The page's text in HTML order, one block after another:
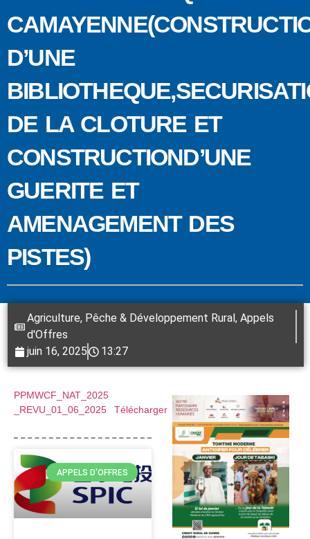
D’UNE
DE LA CLOTURE ET
CONSTRUCTIOND’UNE
GUERITE ET
AMENAGEMENT DES
PISTES)
Agriculture, Pêche & Développement Rural, Appels
d'Offres
juin 16, 2025
13:27
PPMWCF_NAT_2025
_REVU_01_06_2025
Télécharger
APPELS D'OFFRES